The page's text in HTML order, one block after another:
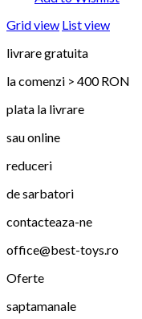
Grid view List view
livrare gratuita
la comenzi > 400 RON
plata la livrare
sau online
reduceri
de sarbatori
contacteaza-ne
office@best-toys.ro
Oferte
saptamanale